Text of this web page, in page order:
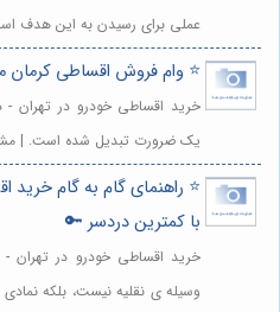
عملی برای رسیدن به این هدف
⭐️ وام فروش اقساطی کرمان
خرید اقساطی خودرو در تهران -
یک ضرورت تبدیل شده است. |
⭐️ راهنمای گام به گام
با کمترین دردسر 🔑
خرید اقساطی خودرو در تهران -
وسیله ی نقلیه نیست، بلکه